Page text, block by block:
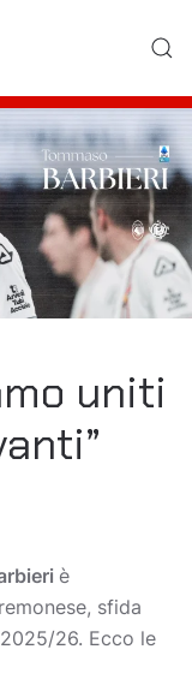
uniti
è
sfida
26. Ecco le